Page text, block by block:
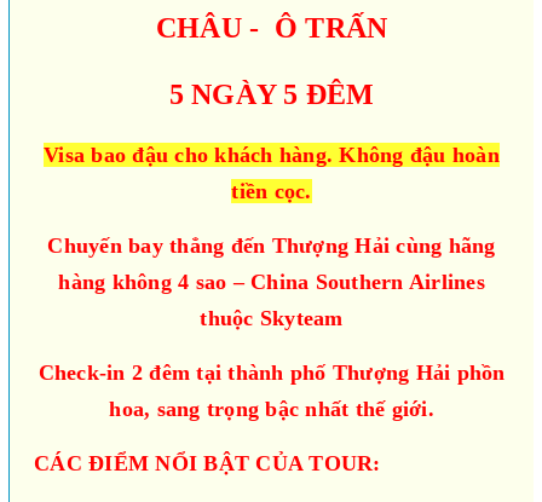
CHÂU - Ô TRẤN
5 NGÀY 5 ĐÊM
Visa bao đậu cho khách hàng. Không đậu hoàn
tiền cọc.
Chuyến bay thẳng đến Thượng Hải cùng hãng
hàng không 4 sao – China Southern Airlines
thuộc Skyteam
Check-in 2 đêm tại thành phố Thượng Hải phồn
hoa, sang trọng bậc nhất thế giới.
CÁC ĐIỂM NỔI BẬT CỦA TOUR: